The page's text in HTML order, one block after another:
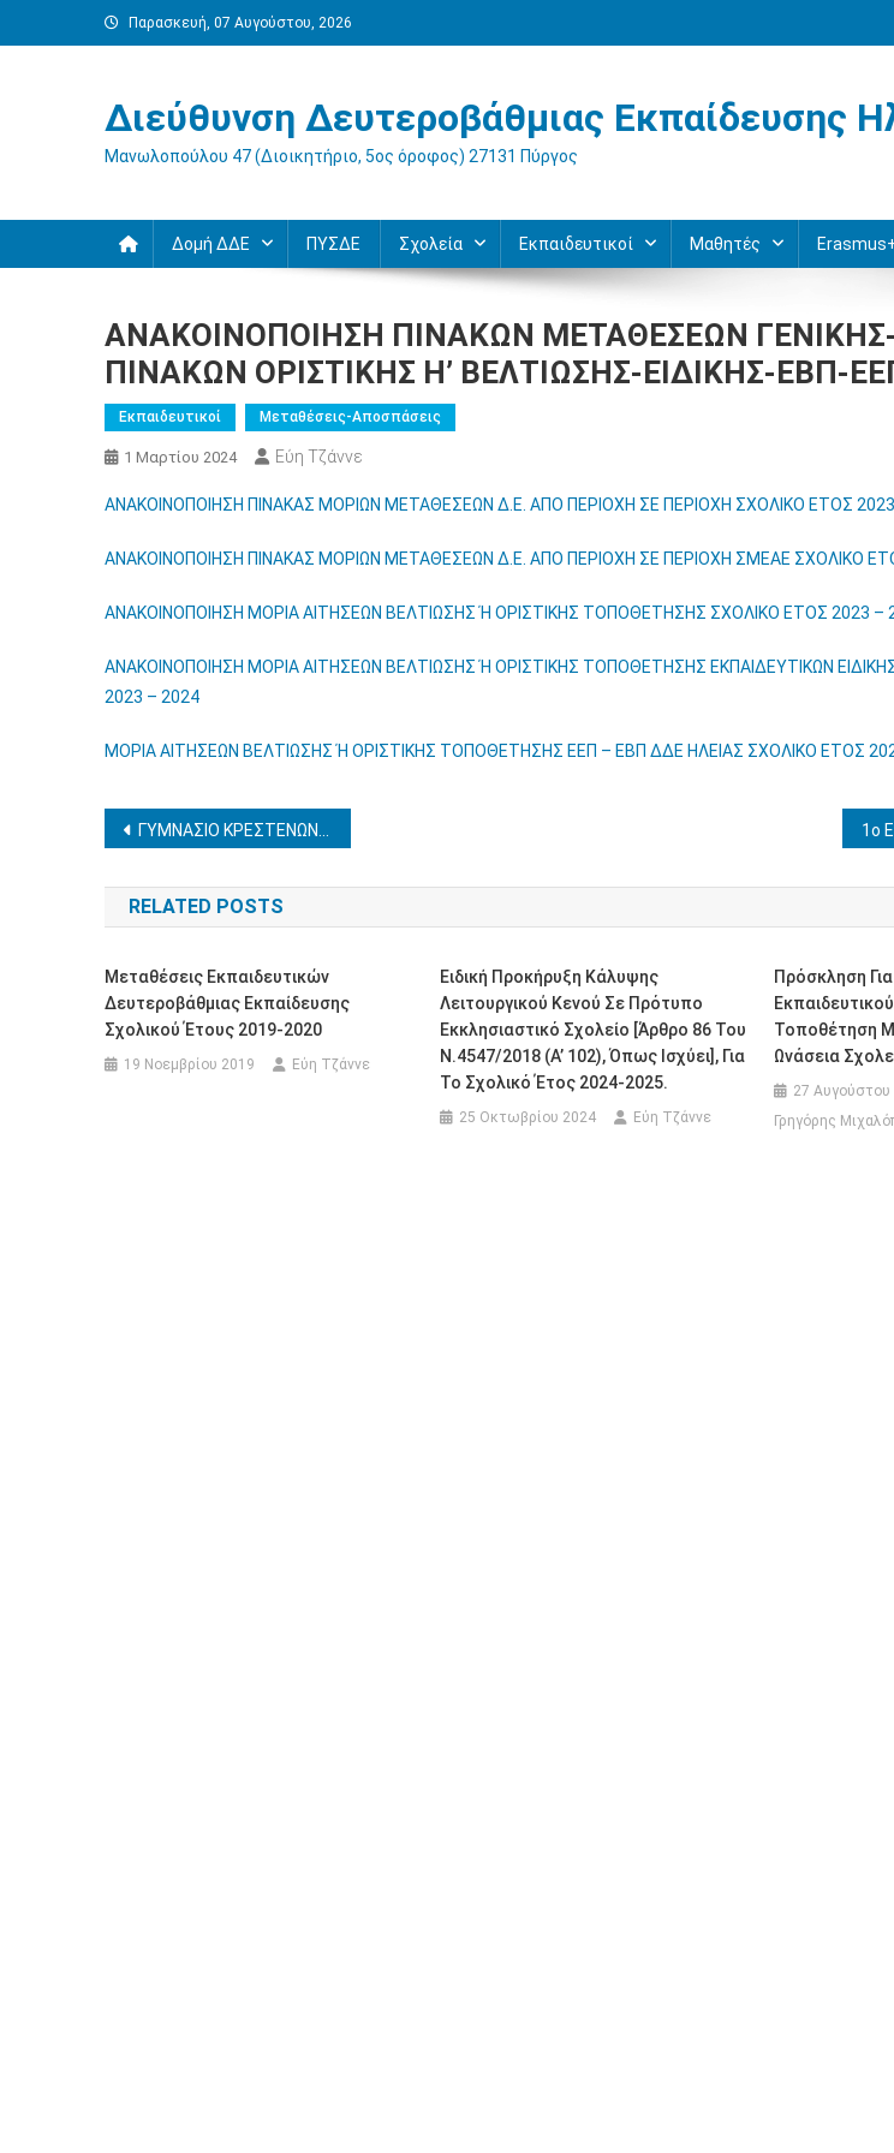
Μεταπηδήστε
στο
Παρασκευή, 07 Αυγούστου, 2026
Διεύθυνση Δευτεροβάθμιας Εκπαίδευσης
Μανωλοπούλου 47 (Διοικητήριο, 5ος όροφος) 27131 Πύργος
Δομή ΔΔΕ ΠΥΣΔΕ Σχολεία Εκπαιδευτικοί Μαθητές
ΑΝΑΚΟΙΝΟΠΟΙΗΣΗ ΠΙΝΑΚΩΝ ΜΕΤΑΘΕΣΕΩΝ ΓΕΝΙΚΗΣ-
ΠΙΝΑΚΩΝ ΟΡΙΣΤΙΚΗΣ Η’ ΒΕΛΤΙΩΣΗΣ-ΕΙΔΙΚΗΣ-ΕΒΠ-
Εκπαιδευτικοί Μεταθέσεις-Αποσπάσεις
1 Μαρτίου 2024 Εύη Τζάννε
ΑΝΑΚΟΙΝΟΠΟΙΗΣΗ ΠΙΝΑΚΑΣ ΜΟΡΙΩΝ ΜΕΤΑΘΕΣΕΩΝ Δ.Ε. ΑΠΟ ΠΕΡΙΟΧΗ ΣΕ ΠΕΡΙΟΧΗ ΣΧΟΛΙΚΟ ΕΤΟΣ
ΑΝΑΚΟΙΝΟΠΟΙΗΣΗ ΠΙΝΑΚΑΣ ΜΟΡΙΩΝ ΜΕΤΑΘΕΣΕΩΝ Δ.Ε. ΑΠΟ ΠΕΡΙΟΧΗ ΣΕ ΠΕΡΙΟΧΗ ΣΜΕΑΕ ΣΧΟΛΙΚΟ
ΑΝΑΚΟΙΝΟΠΟΙΗΣΗ ΜΟΡΙΑ ΑΙΤΗΣΕΩΝ ΒΕΛΤΙΩΣΗΣ Ή ΟΡΙΣΤΙΚΗΣ ΤΟΠΟΘΕΤΗΣΗΣ ΣΧΟΛΙΚΟ ΕΤΟΣ 2023 –
ΑΝΑΚΟΙΝΟΠΟΙΗΣΗ ΜΟΡΙΑ ΑΙΤΗΣΕΩΝ ΒΕΛΤΙΩΣΗΣ Ή ΟΡΙΣΤΙΚΗΣ ΤΟΠΟΘΕΤΗΣΗΣ ΕΚΠΑΙΔΕΥΤΙΚΩΝ
2023 – 2024
ΜΟΡΙΑ ΑΙΤΗΣΕΩΝ ΒΕΛΤΙΩΣΗΣ Ή ΟΡΙΣΤΙΚΗΣ ΤΟΠΟΘΕΤΗΣΗΣ ΕΕΠ – ΕΒΠ ΔΔΕ ΗΛΕΙΑΣ ΣΧΟΛΙΚΟ ΕΤΟΣ
Πλοήγηση
άρθρων
ΓΥΜΝΑΣΙΟ ΚΡΕΣΤΕΝΩΝ – ΕΚΠΑΙΔΕΥΤΙΚΗ ΕΠΙΣΚΕΨΗ ΣΤΗΝ ΑΘΗΝΑ 27-29/3/2024
RELATED POSTS
Μεταθέσεις Εκπαιδευτικών
Δευτεροβάθμιας Εκπαίδευσης
Σχολικού Έτους 2019-2020
19 Νοεμβρίου 2019 Εύη Τζάννε
Ειδική Προκήρυξη Κάλυψης
Λειτουργικού Κενού Σε Πρότυπο
Εκκλησιαστικό Σχολείο [άρθρο 86 Του
Ν.4547/2018 (Α’ 102), Όπως Ισχύει], Για
Το Σχολικό Έτος 2024-2025.
25 Οκτωβρίου 2024 Εύη Τζάννε
Πρόσκληση Για
Τοποθέτηση
Ωνάσεια
27 Αυγούστου
Γρηγόρης